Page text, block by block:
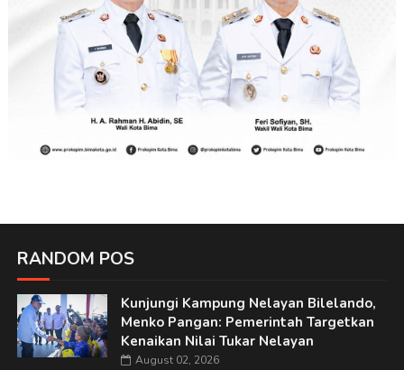
RANDOM POS
Kunjungi Kampung Nelayan Bilelando,
Menko Pangan: Pemerintah Targetkan
Kenaikan Nilai Tukar Nelayan
August 02, 2026